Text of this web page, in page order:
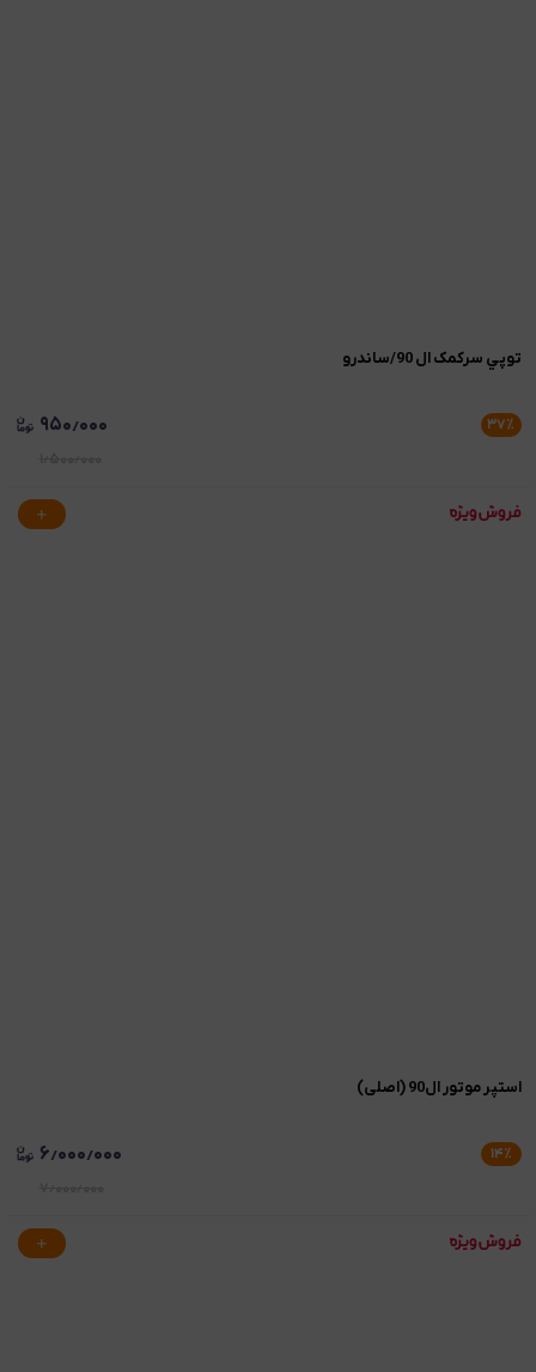
توپي سرکمک ال 90/ساندرو
۳۷٪ ۹۵۰٫۰۰۰
استپر موتور ال90 (اصلی)
۱۴٪ ۶٫۰۰۰٫۰۰۰